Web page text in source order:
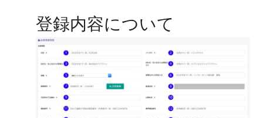
登録内容について